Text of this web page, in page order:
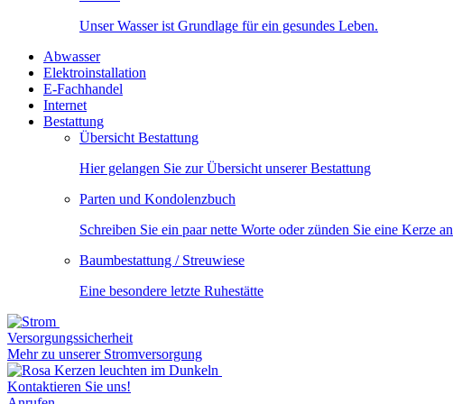
Unser Wasser ist Grundlage für ein gesundes Leben.
Abwasser
Elektroinstallation
E-Fachhandel
Internet
Bestattung
Übersicht Bestattung
Hier gelangen Sie zur Übersicht unserer Bestattung
Parten und Kondolenzbuch
Schreiben Sie ein paar nette Worte oder zünden Sie eine Kerze an
Baumbestattung / Streuwiese
Eine besondere letzte Ruhestätte
Versorgungssicherheit
Mehr zu unserer Stromversorgung
Kontaktieren Sie uns!